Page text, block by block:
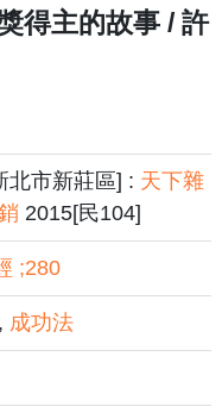
得主的故事 / 許
北市新莊區] : 天下雜
2015[民104]
;280
, 成功法